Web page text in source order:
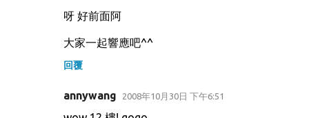
呀 好前面阿
大家一起響應吧^^
回覆
annywang 2008年10月30日 下午6:51